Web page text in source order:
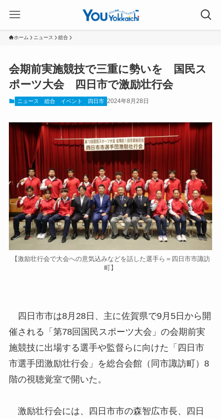
ホーム ニュース 総合
会期前実施競技で三重に勢いを 国民ス
ポーツ大会 四日市で激励壮行会
ニュース 総合 イベント 四日市 2024年8月28日
【激励壮行会で大会への意気込みなどを話した選手ら＝四日市市諏訪
町】
四日市市は8月28日、主に佐賀県で9月5日から開
催される「第78回国民スポーツ大会」の会期前実
施競技に出場する選手や監督らに向けた「四日市
市選手団激励壮行会」を総合会館（同市諏訪町）8
階の視聴覚室で開いた。
激励壮行会には、四日市市の森智広市長、四日